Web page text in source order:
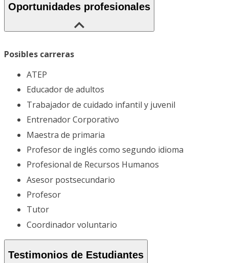
Oportunidades profesionales
Posibles carreras
ATEP
Educador de adultos
Trabajador de cuidado infantil y juvenil
Entrenador Corporativo
Maestra de primaria
Profesor de inglés como segundo idioma
Profesional de Recursos Humanos
Asesor postsecundario
Profesor
Tutor
Coordinador voluntario
Testimonios de Estudiantes